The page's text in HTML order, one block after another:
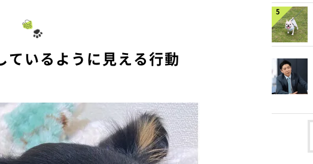
ているように見える行動